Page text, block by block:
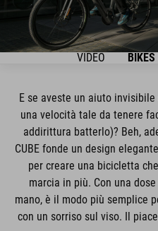
VIDEO BIKES
E se aveste un aiuto
una velocità tale da tenere
addirittura batterlo)? Beh,
CUBE fonde un design
per creare una bicicletta
marcia in più. Con una
mano, è il modo più semplice
con un sorriso sul viso. Il